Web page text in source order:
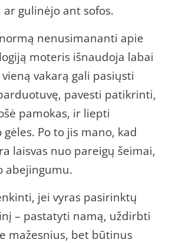
gulinėjo ant sofos.
nenusimananti apie
moteris išnaudoja labai
vakarą gali pasiųsti
pavesti patikrinti,
pamokas, ir liepti
Po to jis mano, kad
laisvas nuo pareigų šeimai,
abejingumu.
jei vyras pasirinktų
– pastatyti namą, uždirbti
mažesnius, bet būtinus